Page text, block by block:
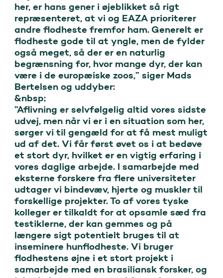
her, er hans gener i øjeblikket så rigt
repræsenteret, at vi og EAZA prioriterer
andre flodheste fremfor ham. Generelt er
flodheste gode til at yngle, men de fylder
også meget, så der er en naturlig
begrænsning for, hvor mange dyr, der kan
være i de europæiske zoos,” siger Mads
Bertelsen og uddyber:
&nbsp;
”Aflivning er selvfølgelig altid vores sidste
udvej, men når vi er i en situation som her,
sørger vi til gengæld for at få mest muligt
ud af det. Vi får først øvet os i at bedøve
et stort dyr, hvilket er en vigtig erfaring i
vores daglige arbejde. I samarbejde med
eksterne forskere fra flere universiteter
udtager vi bindevæv, hjerte og muskler til
forskellige projekter. To af vores tyske
kolleger er tilkaldt for at opsamle sæd fra
testiklerne, der kan gemmes og på
længere sigt potentielt bruges til at
inseminere hunflodheste. Vi bruger
flodhestens øjne i et stort projekt i
samarbejde med en brasiliansk forsker, og